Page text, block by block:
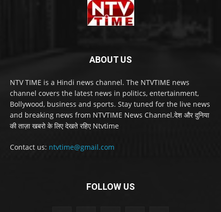
ABOUT US
NTV TIME is a Hindi news channel. The NTVTIME news
channel covers the latest news in politics, entertainment,
Bollywood, business and sports. Stay tuned for the live news
and breaking news from NTVTIME News Channel.देश और दुनिया
की ताज़ा खबरो के लिए देखते रहिए Ntvtime
Contact us: ntvtime@gmail.com
FOLLOW US